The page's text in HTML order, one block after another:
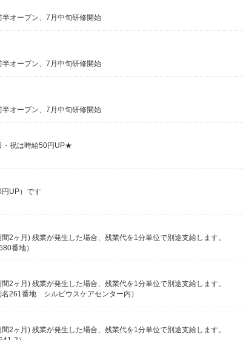
オープン、7月中旬研修開始
オープン、7月中旬研修開始
オープン、7月中旬研修開始
・祝は時給50円UP★
UP）です
2ヶ月) 残業が発生した場合、残業代を1分単位で別途支給します。
番地）
2ヶ月) 残業が発生した場合、残業代を1分単位で別途支給します。
261番地 シルビウスケアセンター内）
2ヶ月) 残業が発生した場合、残業代を1分単位で別途支給します。